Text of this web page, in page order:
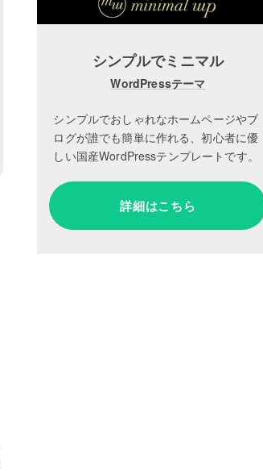
シンプルでミニマル
WordPressテーマ
シンプルでおしゃれなホームページやブ
ログが誰でも簡単に作れる、初心者に優
しい国産WordPressテンプレートです。
詳細はこちら